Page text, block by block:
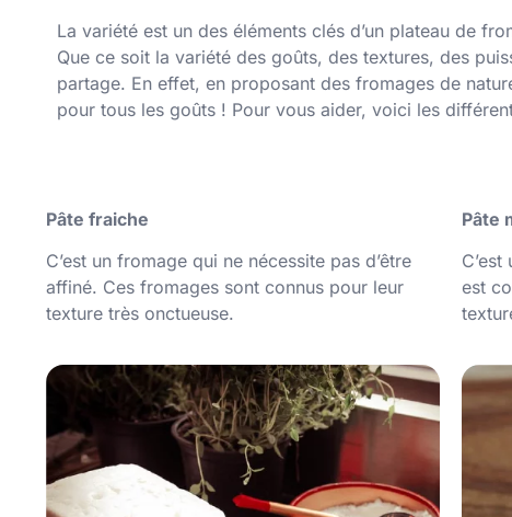
La variété est un des éléments clés d’un plateau de
Que ce soit la variété des goûts, des textures, des
partage. En effet, en proposant des fromages de
pour tous les goûts ! Pour vous aider, voici les
Pâte fraiche
C’est un fromage qui ne nécessite pas d’être
affiné. Ces fromages sont connus pour leur
texture très onctueuse.
Pâte
est